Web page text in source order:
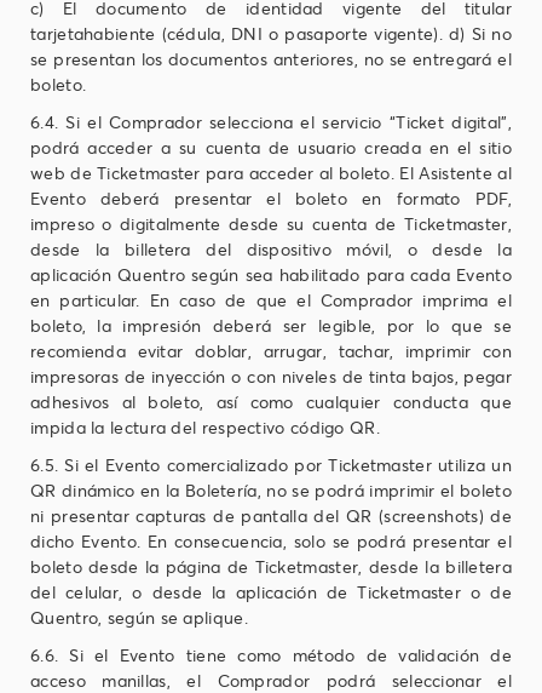
c) El documento de identidad vigente del titular
tarjetahabiente (cédula, DNI o pasaporte vigente). d) Si no
se presentan los documentos anteriores, no se entregará el
boleto.
6.4. Si el Comprador selecciona el servicio “Ticket digital”,
podrá acceder a su cuenta de usuario creada en el sitio
web de Ticketmaster para acceder al boleto. El Asistente al
Evento deberá presentar el boleto en formato PDF,
impreso o digitalmente desde su cuenta de Ticketmaster,
desde la billetera del dispositivo móvil, o desde la
aplicación Quentro según sea habilitado para cada Evento
en particular. En caso de que el Comprador imprima el
boleto, la impresión deberá ser legible, por lo que se
recomienda evitar doblar, arrugar, tachar, imprimir con
impresoras de inyección o con niveles de tinta bajos, pegar
adhesivos al boleto, así como cualquier conducta que
impida la lectura del respectivo código QR.
6.5. Si el Evento comercializado por Ticketmaster utiliza un
QR dinámico en la Boletería, no se podrá imprimir el boleto
ni presentar capturas de pantalla del QR (screenshots) de
dicho Evento. En consecuencia, solo se podrá presentar el
boleto desde la página de Ticketmaster, desde la billetera
del celular, o desde la aplicación de Ticketmaster o de
Quentro, según se aplique.
6.6. Si el Evento tiene como método de validación de
acceso manillas, el Comprador podrá seleccionar el